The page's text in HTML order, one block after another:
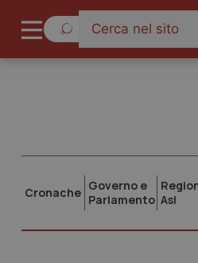
Cronache Governo e
Parlamento Asl